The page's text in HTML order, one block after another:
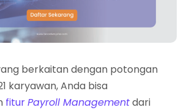
berkaitan dengan potongan
karyawan, Anda bisa
fiturPayroll Managementdari